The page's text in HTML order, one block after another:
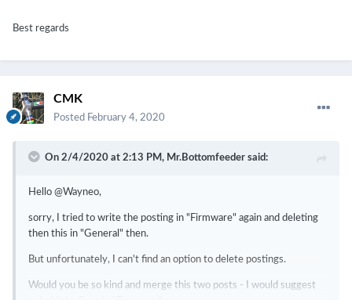
Best regards
CMK
Posted February 4, 2020
On 2/4/2020 at 2:13 PM, Mr.Bottomfeeder said:
Hello @Wayneo,
sorry, I tried to write the posting in "Firmware" again and deleting
then this in "General" then.
But unfortunately, I can't find an option to delete postings.
Would you be so kind and merge this two posts - I would suggest